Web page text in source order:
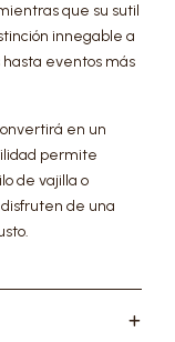
que su sutil
innegable a
eventos más
en un
permite
de vajilla o
de una